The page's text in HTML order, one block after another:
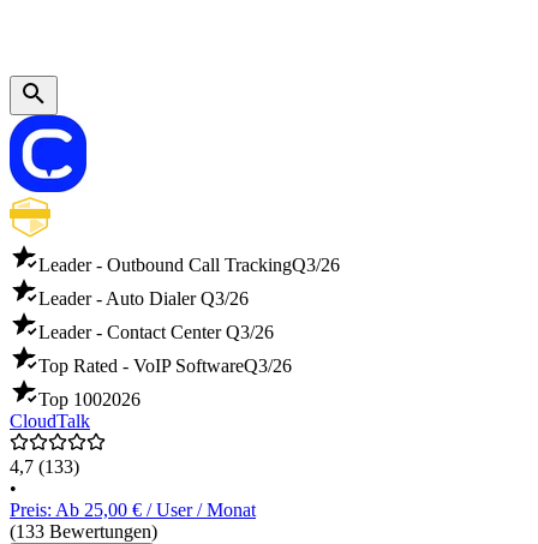
Leader - Outbound Call TrackingQ3/26
Leader - Auto DialerQ3/26
Leader - Contact CenterQ3/26
Top Rated - VoIP SoftwareQ3/26
Top 1002026
CloudTalk
4,7 (133)
•
Preis: Ab 25,00 € / User / Monat
(133 Bewertungen)